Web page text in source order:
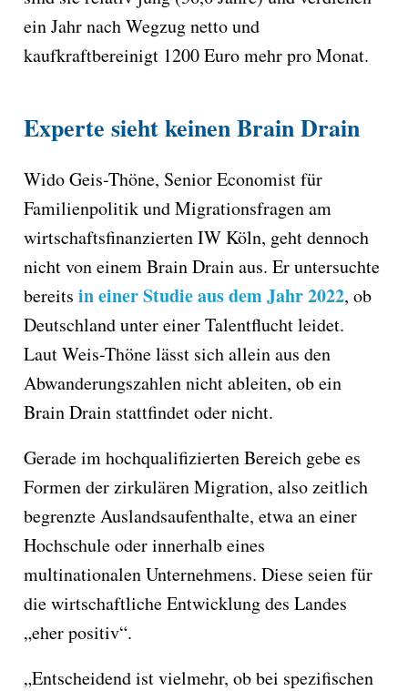
ein Jahr nach Wegzug netto und
kaufkraftbereinigt 1200 Euro mehr pro Monat.
Experte sieht keinen Brain Drain
Wido Geis-Thöne, Senior Economist für
Familienpolitik und Migrationsfragen am
wirtschaftsfinanzierten IW Köln, geht dennoch
nicht von einem Brain Drain aus. Er untersuchte
bereits in einer Studie aus dem Jahr 2022, ob
Deutschland unter einer Talentflucht leidet.
Laut Weis-Thöne lässt sich allein aus den
Abwanderungszahlen nicht ableiten, ob ein
Brain Drain stattfindet oder nicht.
Gerade im hochqualifizierten Bereich gebe es
Formen der zirkulären Migration, also zeitlich
begrenzte Auslandsaufenthalte, etwa an einer
Hochschule oder innerhalb eines
multinationalen Unternehmens. Diese seien für
die wirtschaftliche Entwicklung des Landes
„eher positiv“.
„Entscheidend ist vielmehr, ob bei spezifischen